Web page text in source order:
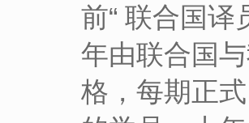
前“ 联合国译
年由联合国
格，每期正